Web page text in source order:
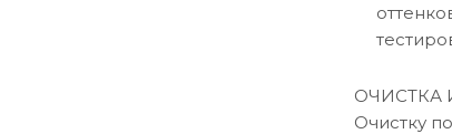
ОЧИСТКА
Очистку